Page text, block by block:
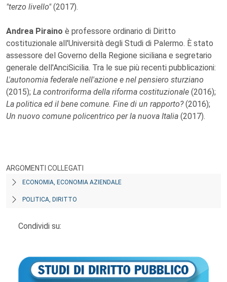
"terzo livello"(2017).
Andrea Piraino è professore ordinario di Diritto
costituzionale all'Università degli Studi di Palermo. È stato
assessore del Governo della Regione siciliana e segretario
generale dell'AnciSicilia. Tra le sue più recenti pubblicazioni:
L'autonomia federale nell'azione e nel pensiero sturziano
(2015); La controriforma della riforma costituzionale (2016);
La politica ed il bene comune. Fine di un rapporto?(2016);
Un nuovo comune policentrico per la nuova Italia (2017).
ARGOMENTI COLLEGATI
ECONOMIA, ECONOMIA AZIENDALE
POLITICA, DIRITTO
Condividi su: